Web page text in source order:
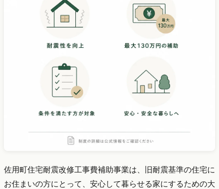
佐用町住宅耐震改修工事費補助事業は、旧耐震基準の住宅に
お住まいの方にとって、安心して暮らせる家にするための大